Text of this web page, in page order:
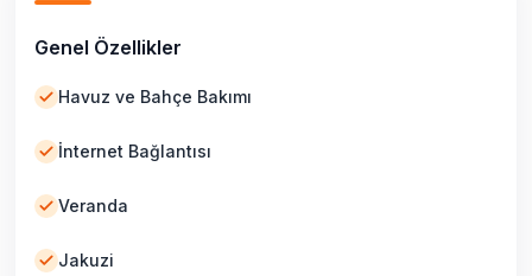
Genel Özellikler
Havuz ve Bahçe Bakımı
İnternet Bağlantısı
Veranda
Jakuzi